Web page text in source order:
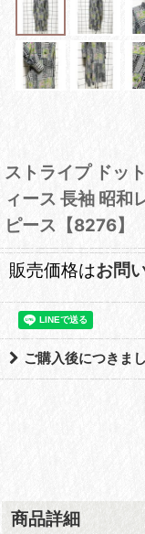
ストライプ ドッ
ィース 長袖 昭和
ピース【8276】
販売価格はお問
ご購入後につきま
商品詳細